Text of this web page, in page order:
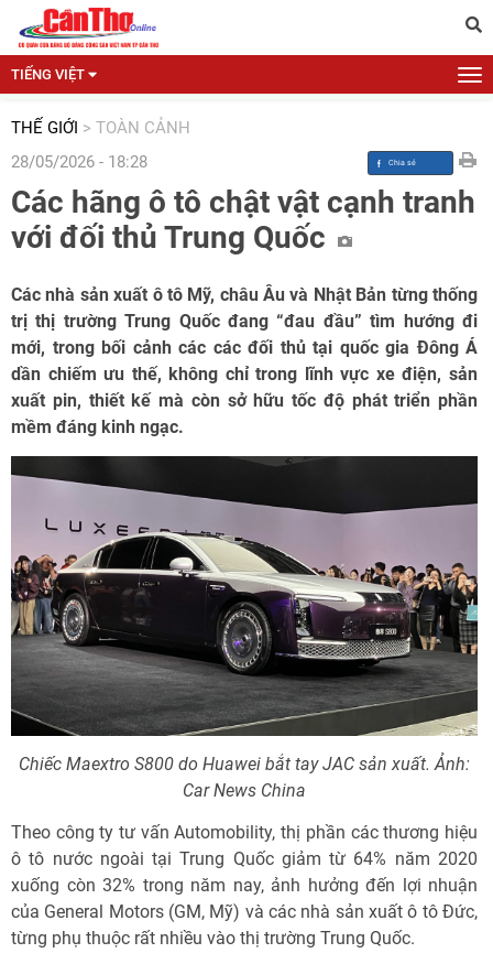
TIẾNG VIỆT
THẾ GIỚI > TOÀN CẢNH
28/05/2026 - 18:28
Các hãng ô tô chật vật cạnh tranh
với đối thủ Trung Quốc
Các nhà sản xuất ô tô Mỹ, châu Âu và Nhật Bản từng thống
trị thị trường Trung Quốc đang “đau đầu” tìm hướng đi
mới, trong bối cảnh các các đối thủ tại quốc gia Đông Á
dần chiếm ưu thế, không chỉ trong lĩnh vực xe điện, sản
xuất pin, thiết kế mà còn sở hữu tốc độ phát triển phần
mềm đáng kinh ngạc.
Chiếc Maextro S800 do Huawei bắt tay JAC sản xuất. Ảnh:
Car News China
Theo công ty tư vấn Automobility, thị phần các thương hiệu
ô tô nước ngoài tại Trung Quốc giảm từ 64% năm 2020
xuống còn 32% trong năm nay, ảnh hưởng đến lợi nhuận
của General Motors (GM, Mỹ) và các nhà sản xuất ô tô Đức,
từng phụ thuộc rất nhiều vào thị trường Trung Quốc.